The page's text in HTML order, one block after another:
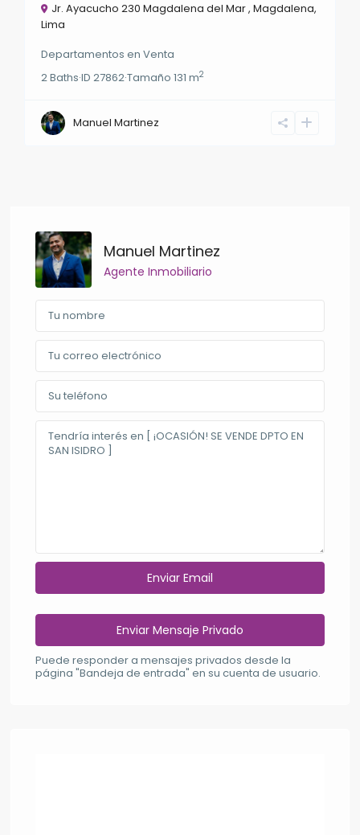
Jr. Ayacucho 230 Magdalena del Mar ,Magdalena,
Lima
Departamentos enVenta
2Baths·ID27862·Tamaño131 m2
Manuel Martinez
Manuel Martinez
Agente Inmobiliario
Puede responder a mensajes privados desde la
página "Bandeja de entrada" en su cuenta de usuario.